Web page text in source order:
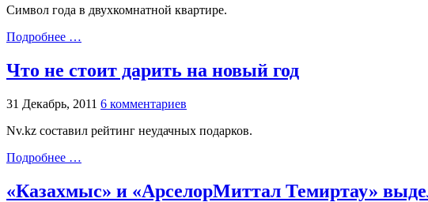
Символ года в двухкомнатной квартире.
Подробнее …
Что не стоит дарить на новый год
31 Декабрь, 2011 6 комментариев
Nv.kz составил рейтинг неудачных подарков.
Подробнее …
«Казахмыс» и «АрселорМиттал Темиртау»